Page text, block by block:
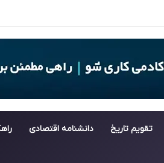
تقویم تاریخ دانشنامه اقتصادی